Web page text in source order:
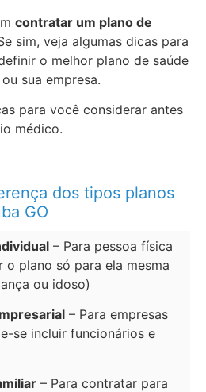
contratar um plano de
sim, veja algumas dicas para
o melhor plano de saúde
sua empresa.
para você considerar antes
médico.
dos tipos planos
GO
– Para pessoa física
o plano só para ela mesma
ou idoso)
– Para empresas
se incluir funcionários e
– Para contratar para